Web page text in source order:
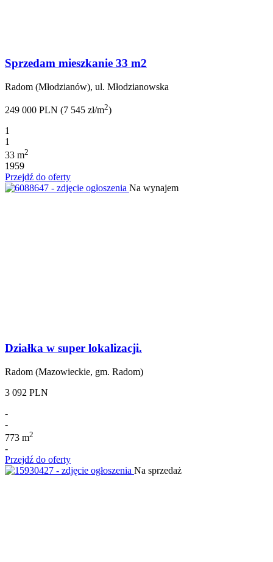
Sprzedam mieszkanie 33 m2
Radom (Młodzianów), ul. Młodzianowska
249 000 PLN (7 545 zł/m2)
1
1
33 m2
1959
Przejdź do oferty
Na wynajem
Działka w super lokalizacji.
Radom (Mazowieckie, gm. Radom)
3 092 PLN
-
-
773 m2
-
Przejdź do oferty
Na sprzedaż